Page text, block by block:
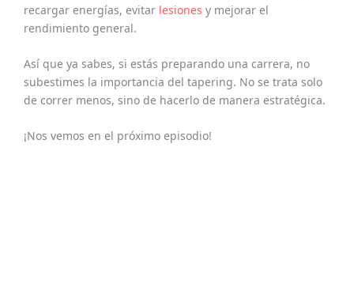
recargar energías, evitar lesiones y mejorar el
rendimiento general.
Así que ya sabes, si estás preparando una carrera, no
subestimes la importancia del tapering. No se trata solo
de correr menos, sino de hacerlo de manera estratégica.
¡Nos vemos en el próximo episodio!